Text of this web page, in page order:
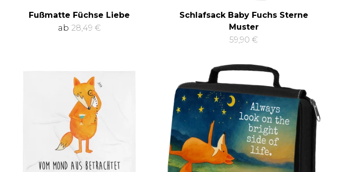
Fußmatte Füchse Liebe
ab 28,49 €
Schlafsack Baby Fuchs Sterne
Muster
59,90 €